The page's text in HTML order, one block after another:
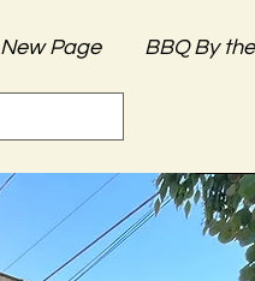
New Page BBQ By